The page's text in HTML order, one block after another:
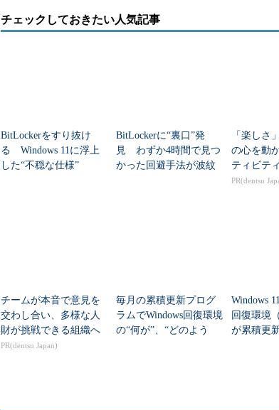
チェックしておきたい人気記事
BitLockerをすり抜け
る Windows 11に浮上
した“不穏な仕様”
BitLockerに“裏口”発
見 わずか4時間で見つ
かった回避手法が波紋
「楽しさ
の心を動
ティビテ
PR(dentsu
チームが本音で意見を
交わし合い、多様な人
財が挑戦できる組織へ
PR(dentsu Japan)
毎月の累積更新プログ
ラムでWindows回復環境
の“何が”、“どのよう
Windows
回復環境
が累積更